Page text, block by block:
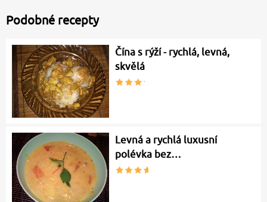
Podobné recepty
Čína s rýží - rychlá, levná,
skvělá
Levná a rychlá luxusní
polévka bez…